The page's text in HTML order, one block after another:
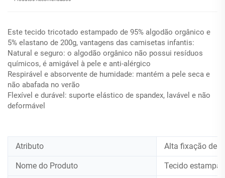
Este tecido tricotado estampado de 95% algodão orgânico e
5% elastano de 200g, vantagens das camisetas infantis:
Natural e seguro: o algodão orgânico não possui resíduos
químicos, é amigável à pele e anti-alérgico
Respirável e absorvente de humidade: mantém a pele seca e
não abafada no verão
Flexível e durável: suporte elástico de spandex, lavável e não
deformável
Atributo Alta fixação de
Nome do Produto Tecido